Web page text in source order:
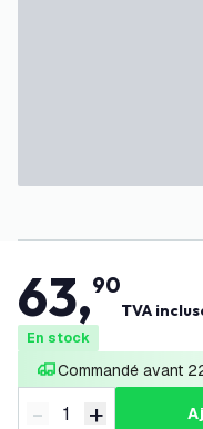
63,90
TVA
En stock
Commandé avant
- +